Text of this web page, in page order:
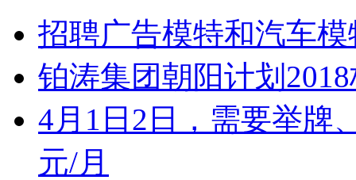
招聘广告模特和汽车模
铂涛集团朝阳计划
4月1日2日，需要举牌
元/月